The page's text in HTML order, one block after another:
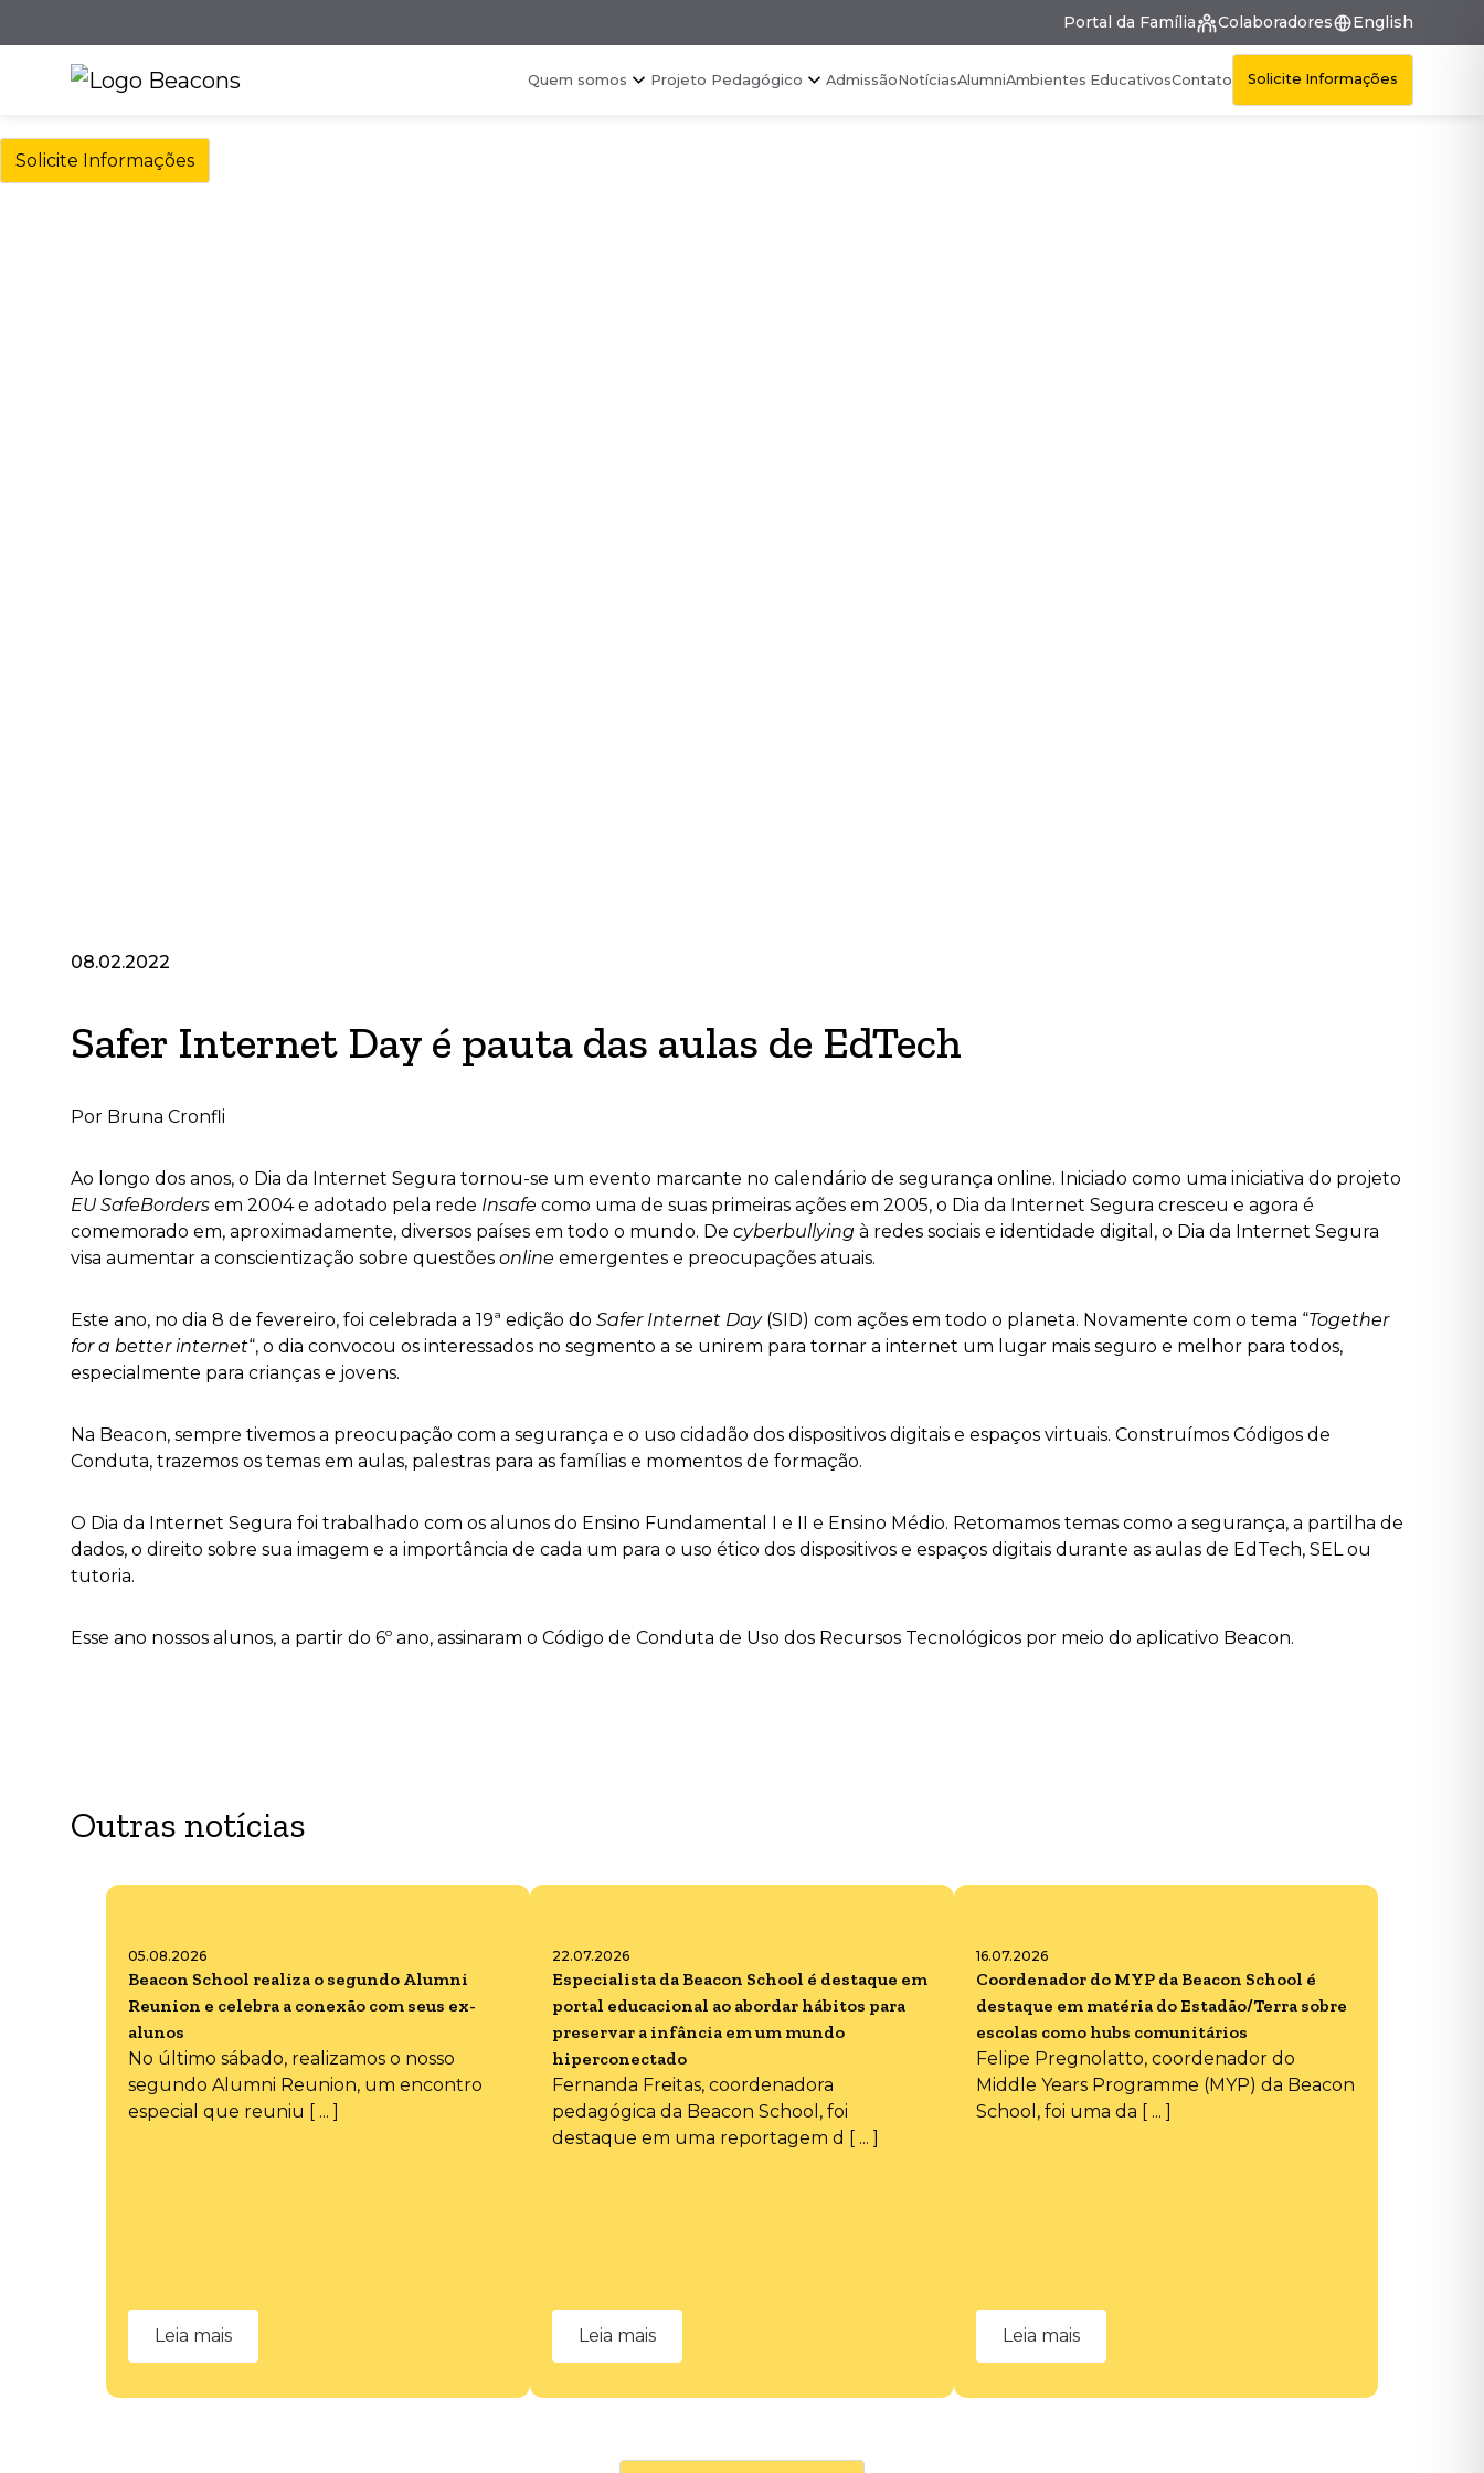
Portal da Família Colaboradores English
Quem somos Projeto Pedagógico AdmissãoNotíciasAlumniAmbientes EducativosContato Solicite Informações
Solicite Informações
08.02.2022
Safer Internet Day é pauta das aulas de EdTech
Por Bruna Cronfli
Ao longo dos anos, o Dia da Internet Segura tornou-se um evento marcante no calendário de segurança online. Iniciado como uma iniciativa do projeto
EU SafeBorders em 2004 e adotado pela rede Insafe como uma de suas primeiras ações em 2005, o Dia da Internet Segura cresceu e agora é
comemorado em, aproximadamente, diversos países em todo o mundo. De cyberbullying à redes sociais e identidade digital, o Dia da Internet Segura
visa aumentar a conscientização sobre questões online emergentes e preocupações atuais.
Este ano, no dia 8 de fevereiro, foi celebrada a 19ª edição do Safer Internet Day(SID) com ações em todo o planeta. Novamente com o tema “Together
for a better internet“, o dia convocou os interessados no segmento a se unirem para tornar a internet um lugar mais seguro e melhor para todos,
especialmente para crianças e jovens.
Na Beacon, sempre tivemos a preocupação com a segurança e o uso cidadão dos dispositivos digitais e espaços virtuais. Construímos Códigos de
Conduta, trazemos os temas em aulas, palestras para as famílias e momentos de formação.
O Dia da Internet Segura foi trabalhado com os alunos do Ensino Fundamental I e II e Ensino Médio. Retomamos temas como a segurança, a partilha de
dados, o direito sobre sua imagem e a importância de cada um para o uso ético dos dispositivos e espaços digitais durante as aulas de EdTech, SEL ou
tutoria.
Esse ano nossos alunos, a partir do 6º ano, assinaram o Código de Conduta de Uso dos Recursos Tecnológicos por meio do aplicativo Beacon.
Outras notícias
05.08.2026
Beacon School realiza o segundo Alumni
Reunion e celebra a conexão com seus ex-
alunos
No último sábado, realizamos o nosso
segundo Alumni Reunion, um encontro
especial que reuniu [ ... ]
Leia mais
22.07.2026
Especialista da Beacon School é destaque em
portal educacional ao abordar hábitos para
preservar a infância em um mundo
hiperconectado
Fernanda Freitas, coordenadora
pedagógica da Beacon School, foi
destaque em uma reportagem d [ ... ]
Leia mais
16.07.2026
Coordenador do MYP da Beacon School é
destaque em matéria do Estadão/Terra sobre
escolas como hubs comunitários
Felipe Pregnolatto, coordenador do
Middle Years Programme (MYP) da Beacon
School, foi uma da [ ... ]
Leia mais